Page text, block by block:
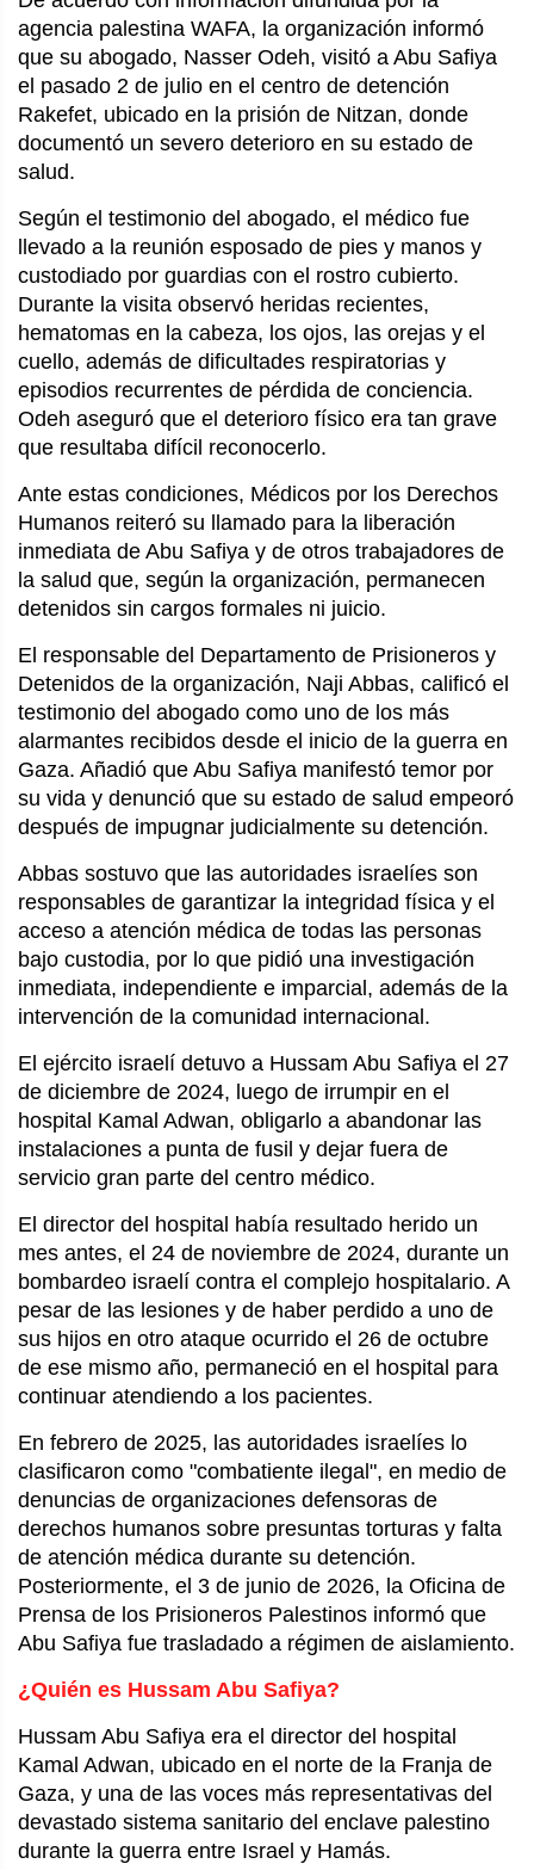
agencia palestina WAFA, la organización informó
que su abogado, Nasser Odeh, visitó a Abu Safiya
el pasado 2 de julio en el centro de detención
Rakefet, ubicado en la prisión de Nitzan, donde
documentó un severo deterioro en su estado de
salud.
Según el testimonio del abogado, el médico fue
llevado a la reunión esposado de pies y manos y
custodiado por guardias con el rostro cubierto.
Durante la visita observó heridas recientes,
hematomas en la cabeza, los ojos, las orejas y el
cuello, además de dificultades respiratorias y
episodios recurrentes de pérdida de conciencia.
Odeh aseguró que el deterioro físico era tan grave
que resultaba difícil reconocerlo.
Ante estas condiciones, Médicos por los Derechos
Humanos reiteró su llamado para la liberación
inmediata de Abu Safiya y de otros trabajadores de
la salud que, según la organización, permanecen
detenidos sin cargos formales ni juicio.
El responsable del Departamento de Prisioneros y
Detenidos de la organización, Naji Abbas, calificó el
testimonio del abogado como uno de los más
alarmantes recibidos desde el inicio de la guerra en
Gaza. Añadió que Abu Safiya manifestó temor por
su vida y denunció que su estado de salud empeoró
después de impugnar judicialmente su detención.
Abbas sostuvo que las autoridades israelíes son
responsables de garantizar la integridad física y el
acceso a atención médica de todas las personas
bajo custodia, por lo que pidió una investigación
inmediata, independiente e imparcial, además de la
intervención de la comunidad internacional.
El ejército israelí detuvo a Hussam Abu Safiya el 27
de diciembre de 2024, luego de irrumpir en el
hospital Kamal Adwan, obligarlo a abandonar las
instalaciones a punta de fusil y dejar fuera de
servicio gran parte del centro médico.
El director del hospital había resultado herido un
mes antes, el 24 de noviembre de 2024, durante un
bombardeo israelí contra el complejo hospitalario. A
pesar de las lesiones y de haber perdido a uno de
sus hijos en otro ataque ocurrido el 26 de octubre
de ese mismo año, permaneció en el hospital para
continuar atendiendo a los pacientes.
En febrero de 2025, las autoridades israelíes lo
clasificaron como "combatiente ilegal", en medio de
denuncias de organizaciones defensoras de
derechos humanos sobre presuntas torturas y falta
de atención médica durante su detención.
Posteriormente, el 3 de junio de 2026, la Oficina de
Prensa de los Prisioneros Palestinos informó que
Abu Safiya fue trasladado a régimen de aislamiento.
¿Quién es Hussam Abu Safiya?
Hussam Abu Safiya era el director del hospital
Kamal Adwan, ubicado en el norte de la Franja de
Gaza, y una de las voces más representativas del
devastado sistema sanitario del enclave palestino
durante la guerra entre Israel y Hamás.